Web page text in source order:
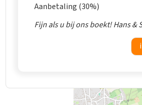
Aanbetaling (30%)
Fijn als u bij ons boekt! Hans &